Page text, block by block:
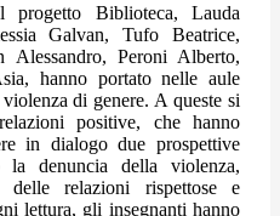
progetto Biblioteca, Lauda
Galvan, Tufo Beatrice,
Peroni Alberto,
hanno portato nelle aule
di genere. A queste si
positive, che hanno
in dialogo due prospettive
denuncia della violenza,
delle relazioni rispettose e
lettura, gli insegnanti hanno